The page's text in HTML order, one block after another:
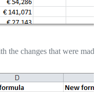
changes that were made